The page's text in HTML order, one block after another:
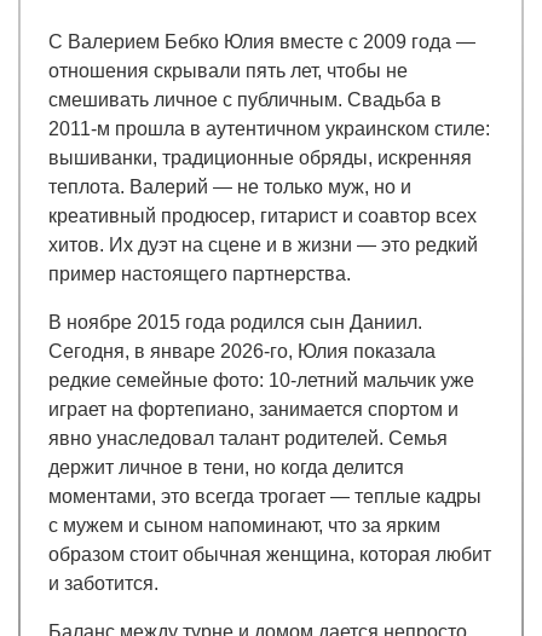
С Валерием Бебко Юлия вместе с 2009 года —
отношения скрывали пять лет, чтобы не
смешивать личное с публичным. Свадьба в
2011-м прошла в аутентичном украинском стиле:
вышиванки, традиционные обряды, искренняя
теплота. Валерий — не только муж, но и
креативный продюсер, гитарист и соавтор всех
хитов. Их дуэт на сцене и в жизни — это редкий
пример настоящего партнерства.
В ноябре 2015 года родился сын Даниил.
Сегодня, в январе 2026-го, Юлия показала
редкие семейные фото: 10-летний мальчик уже
играет на фортепиано, занимается спортом и
явно унаследовал талант родителей. Семья
держит личное в тени, но когда делится
моментами, это всегда трогает — теплые кадры
с мужем и сыном напоминают, что за ярким
образом стоит обычная женщина, которая любит
и заботится.
Баланс между турне и домом дается непросто,